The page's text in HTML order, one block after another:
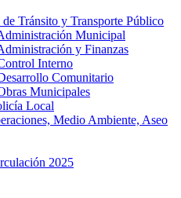
Tránsito y Transporte Público
Municipal
y Finanzas
Interno
Comunitario
Municipales
Local
Medio Ambiente, Aseo
2025